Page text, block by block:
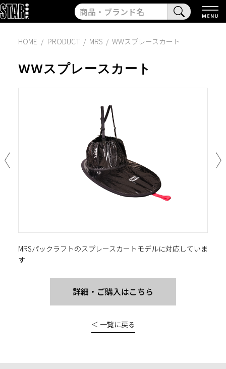
HOME PRODUCT / MRS / WWスプレースカート
WWスプレースカート
MRSパックラフトのスプレースカートモデルに対応していま
す
詳細・ご購入はこちら
＜ 一覧に戻る